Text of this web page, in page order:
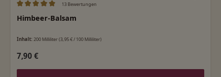
13 Bewertungen
Himbeer-Balsam
Inhalt: 200 Milliliter(3,95 € / 100 Milliliter)
Regulärer Preis:
7,90 €